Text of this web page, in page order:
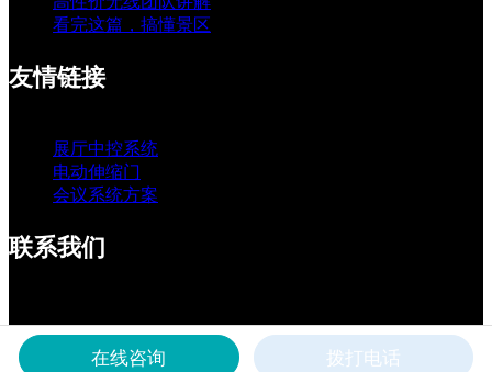
看完这篇，搞懂景区
友情链接
展厅中控系统
电动伸缩门
会议系统方案
联系我们
Copyright © 腾辰科技 . 蜀ICP备2021031767号-7
在线咨询 拨打电话